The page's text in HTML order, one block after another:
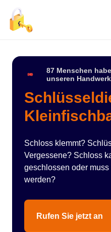
87 Menschen
unseren
Schloss klemmt?
Vergessene? Schloss
geschlossen oder
werden?
Rufen Sie jetzt an